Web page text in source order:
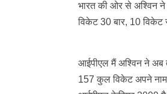
भारत की ओर से अश्विन
विकेट 30 बार, 10 विकेट
आईपीएल मैं अश्विन ने
157 कुल विकेट अपने